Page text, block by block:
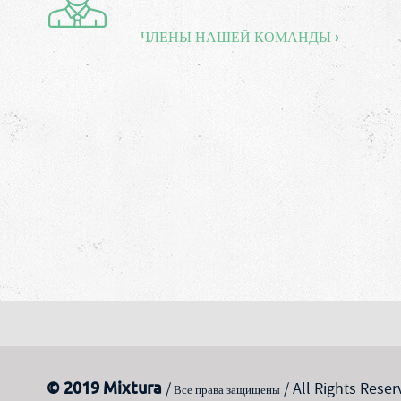
ЧЛЕНЫ НАШЕЙ КОМАНДЫ ›
© 2019 Mixtura /Все права защищены / All Rights